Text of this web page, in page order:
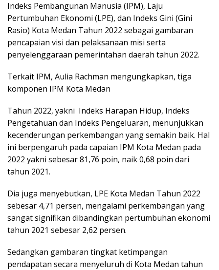
Indeks Pembangunan Manusia (IPM), Laju
Pertumbuhan Ekonomi (LPE), dan Indeks Gini (Gini
Rasio) Kota Medan Tahun 2022 sebagai gambaran
pencapaian visi dan pelaksanaan misi serta
penyelenggaraan pemerintahan daerah tahun 2022.
Terkait IPM, Aulia Rachman mengungkapkan, tiga
komponen IPM Kota Medan
Tahun 2022, yakni Indeks Harapan Hidup, Indeks
Pengetahuan dan Indeks Pengeluaran, menunjukkan
kecenderungan perkembangan yang semakin baik. Hal
ini berpengaruh pada capaian IPM Kota Medan pada
2022 yakni sebesar 81,76 poin, naik 0,68 poin dari
tahun 2021.
Dia juga menyebutkan, LPE Kota Medan Tahun 2022
sebesar 4,71 persen, mengalami perkembangan yang
sangat signifikan dibandingkan pertumbuhan ekonomi
tahun 2021 sebesar 2,62 persen.
Sedangkan gambaran tingkat ketimpangan
pendapatan secara menyeluruh di Kota Medan tahun